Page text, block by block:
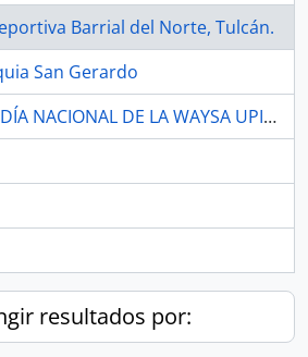
Barrial del Norte, Tulcán.
San Gerardo
25 DE MARZO “DÍA NACIONAL DE LA WAYSA UPINA”.
resultados por: